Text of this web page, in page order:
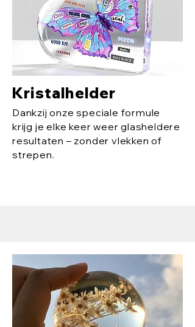
Kristalhelder
Dankzij onze speciale formule
krijg je elke keer weer glasheldere
resultaten – zonder vlekken of
strepen.